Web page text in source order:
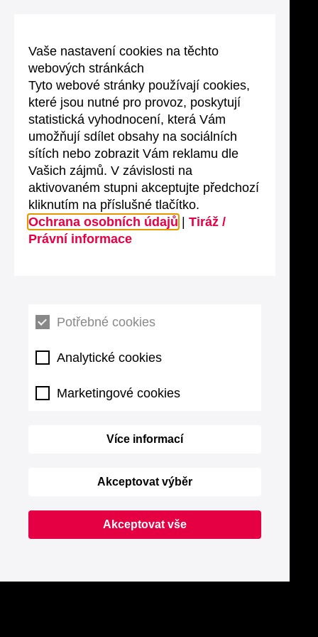
Vaše nastavení cookies na těchto
webových stránkách
Tyto webové stránky používají cookies,
které jsou nutné pro provoz, poskytují
statistická vyhodnocení, která Vám
umožňují sdílet obsahy na sociálních
sítích nebo zobrazit Vám reklamu dle
Vašich zájmů. V závislosti na
aktivovaném stupni akceptujte předchozí
kliknutím na příslušné tlačítko.
Ochrana osobních údajů
Tiráž /
Právní informace
Potřebné cookies
Analytické cookies
Marketingové cookies
Více informací
Akceptovat výběr
Akceptovat vše